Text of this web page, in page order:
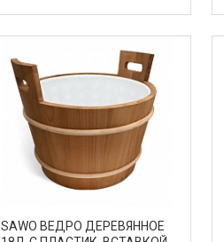
SAWO ВЕДРО ДЕРЕВЯННОЕ